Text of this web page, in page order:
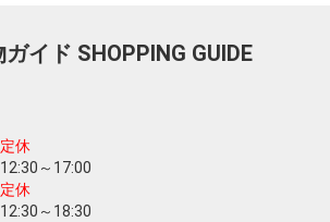
ガイド SHOPPING GUIDE
定休
12:30～17:00
定休
12:30～18:30